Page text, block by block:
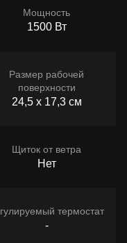
Мощность
1500 Вт
Размер рабочей
поверхности
24,5 х 17,3 см
Щиток от ветра
Нет
термостат
-